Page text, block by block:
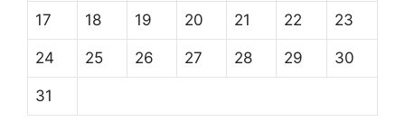
17 18 19 20 21 22 23
24 25 26 27 28 29 30
31